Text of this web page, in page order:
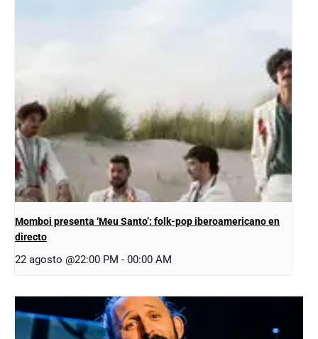
Momboi presenta ‘Meu Santo’: folk-pop iberoamericano en
directo
22 agosto @22:00 PM - 00:00 AM